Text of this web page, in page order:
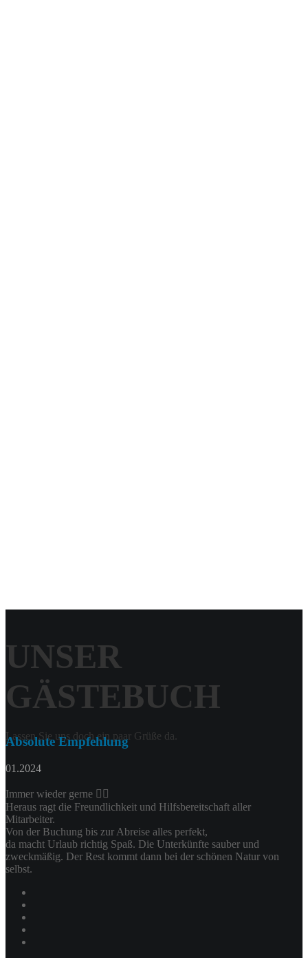
UNSER
GÄSTEBUCH
Lassen Sie uns doch ein paar Grüße da.
Absolute Empfehlung
01.2024
Immer wieder gerne 👍🏻
Heraus ragt die Freundlichkeit und Hilfsbereitschaft aller
Mitarbeiter.
Von der Buchung bis zur Abreise alles perfekt,
da macht Urlaub richtig Spaß. Die Unterkünfte sauber und
zweckmäßig. Der Rest kommt dann bei der schönen Natur von
selbst.